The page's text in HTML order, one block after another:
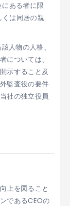
ある者に限
は同居の親
人物の人格、
については、
示すること及
監査役の要件
社の独立役員
上を図ること
であるCEOの